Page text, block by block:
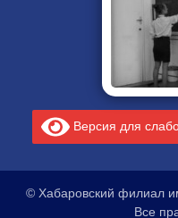
Версия для
© Хабаровский филиал
Все